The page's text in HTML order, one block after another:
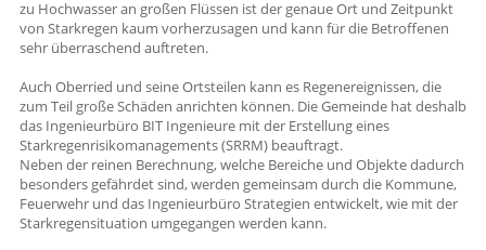
zu Hochwasser an großen Flüssen ist der genaue Ort und Zeitpunkt
von Starkregen kaum vorherzusagen und kann für die Betroffenen
sehr überraschend auftreten.
Auch Oberried und seine Ortsteilen kann es Regenereignissen, die
zum Teil große Schäden anrichten können. Die Gemeinde hat deshalb
das Ingenieurbüro BIT Ingenieure mit der Erstellung eines
Starkregenrisikomanagements (SRRM) beauftragt.
Neben der reinen Berechnung, welche Bereiche und Objekte dadurch
besonders gefährdet sind, werden gemeinsam durch die Kommune,
Feuerwehr und das Ingenieurbüro Strategien entwickelt, wie mit der
Starkregensituation umgegangen werden kann.